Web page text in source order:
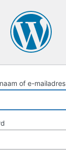
of e-mailadres